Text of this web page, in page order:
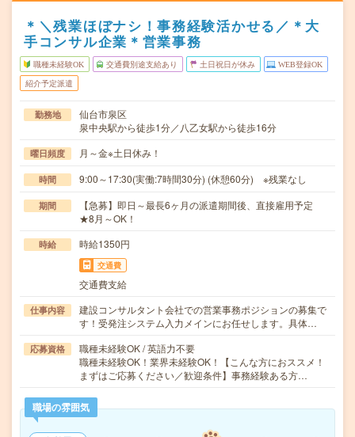
＊＼残業ほぼナシ！事務経験活かせる／＊大
手コンサル企業＊営業事務
職種未経験OK 交通費別途支給あり 土日祝日が休み WEB登録OK
紹介予定派遣
勤務地
仙台市泉区
泉中央駅から徒歩1分／八乙女駅から徒歩16分
曜日頻度 月～金※土日休み！
時間 9:00～17:30(実働:7時間30分) (休憩60分) ※残業なし
期間
【急募】即日～最長6ヶ月の派遣期間後、直接雇用予定
★8月～OK！
時給 時給1350円
交通費
交通費支給
仕事内容
建設コンサルタント会社での営業事務ポジションの募集で
す！受発注システム入力メインにお任せします。具体…
応募資格
職種未経験OK / 英語力不要
職種未経験OK！業界未経験OK！【こんな方におススメ！
まずはご応募ください／歓迎条件】事務経験ある方…
職場の雰囲気